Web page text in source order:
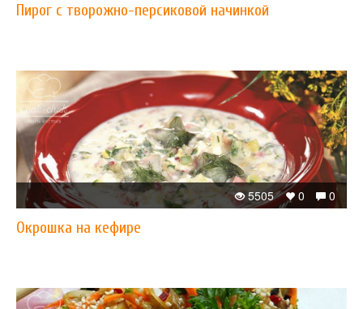
Пирог с творожно-персиковой начинкой
0
0
5505
Окрошка на кефире